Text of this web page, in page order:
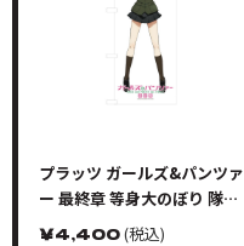
プラッツ ガールズ&パンツァ
ー 最終章 等身大のぼり 隊長
シリーズ カチューシャ
￥4,400(税込)